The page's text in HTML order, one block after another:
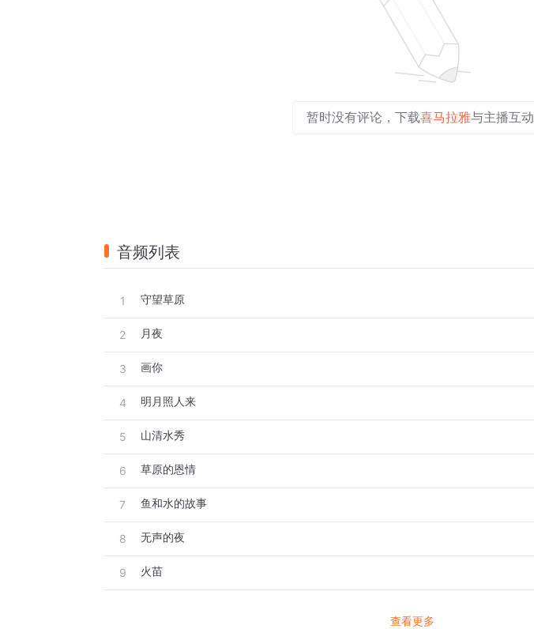
暂时没有评论，下载喜马拉雅与主播互动
音频列表
1 守望草原
2 月夜
3 画你
4 明月照人来
5 山清水秀
6 草原的恩情
7 鱼和水的故事
8 无声的夜
9 火苗
查看更多